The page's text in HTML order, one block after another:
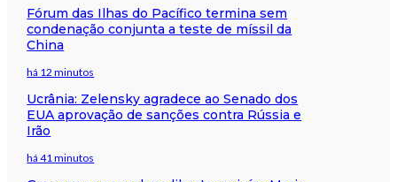
Fórum das Ilhas do Pacífico termina sem
condenação conjunta a teste de míssil da
China
há 12 minutos
Ucrânia: Zelensky agradece ao Senado dos
EUA aprovação de sanções contra Rússia e
Irão
há 41 minutos